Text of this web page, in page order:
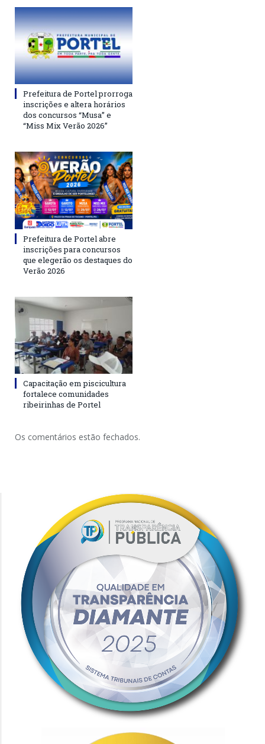
Prefeitura de Portel prorroga
inscrições e altera horários
dos concursos “Musa” e
“Miss Mix Verão 2026”
Prefeitura de Portel abre
inscrições para concursos
que elegerão os destaques do
Verão 2026
Capacitação em piscicultura
fortalece comunidades
ribeirinhas de Portel
Os comentários estão fechados.